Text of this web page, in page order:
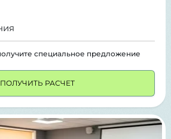
специальное предложение
ПОЛУЧИТЬ РАСЧЕТ